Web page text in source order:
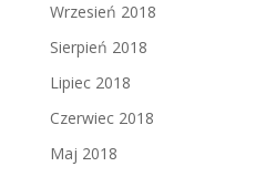
Wrzesień 2018
Sierpień 2018
Lipiec 2018
Czerwiec 2018
Maj 2018